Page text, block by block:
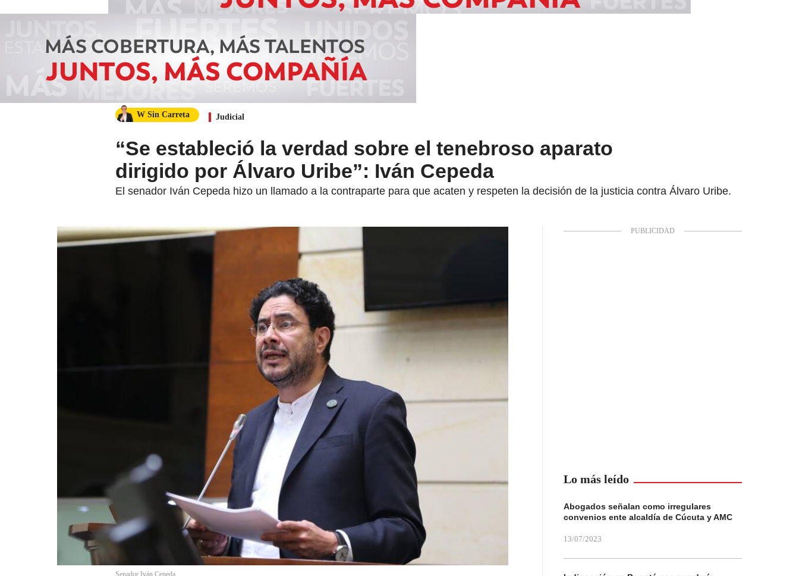
W Sin Carreta Judicial
“Se estableció la verdad sobre el tenebroso aparato
dirigido por Álvaro Uribe”: Iván Cepeda
El senador Iván Cepeda hizo un llamado a la contraparte para que acaten y respeten la decisión de la justicia contra Álvaro Uribe.
Lo más leído
Abogados señalan como irregulares
convenios ente alcaldía de Cúcuta y AMC
13/07/2023